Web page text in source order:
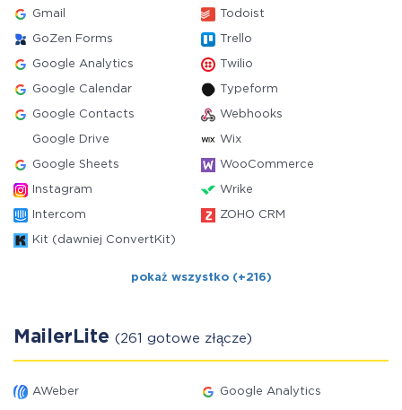
Gmail Todoist
GoZen Forms Trello
Google Analytics Twilio
Google Calendar Typeform
Google Contacts Webhooks
Google Drive Wix
Google Sheets WooCommerce
Instagram Wrike
Intercom ZOHO CRM
Kit (dawniej ConvertKit)
pokaż wszystko (+216)
MailerLite (261 gotowe złącze)
AWeber Google Analytics